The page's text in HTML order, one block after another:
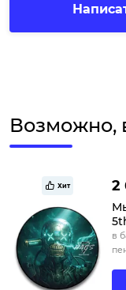
Возможно,
Хит 2
в